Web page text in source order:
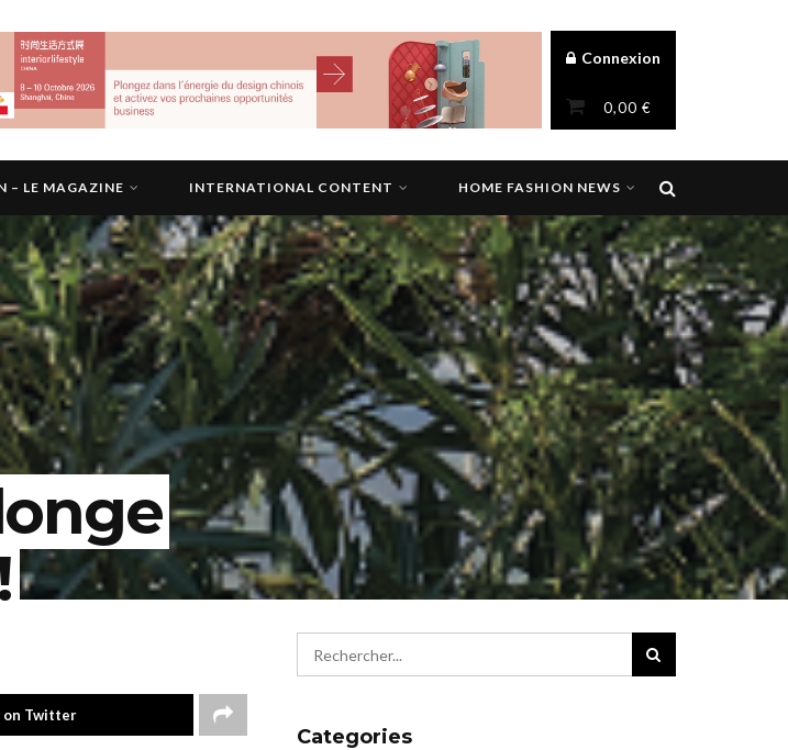
Connexion
0,00 €
– LE MAGAZINE INTERNATIONAL CONTENT HOME FASHION NEWS
on Twitter
Categories